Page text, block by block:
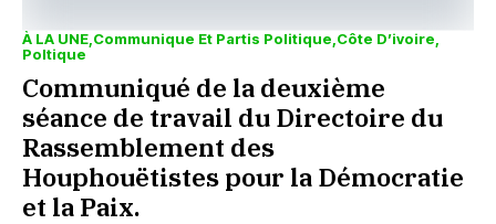
À LA UNE Communique Et Partis Politique Côte D’ivoire
Poltique
Communiqué de la deuxième
séance de travail du Directoire du
Rassemblement des
Houphouëtistes pour la Démocratie
et la Paix.